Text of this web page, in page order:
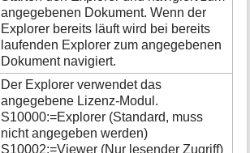
angegebenen Dokument. Wenn der
Explorer bereits läuft wird bei bereits
laufenden Explorer zum angegebenen
Dokument navigiert.
Der Explorer verwendet das
angegebene Lizenz-Modul.
S10000:=Explorer (Standard, muss
nicht angegeben werden)
S10002:=Viewer (Nur lesender Zugriff)